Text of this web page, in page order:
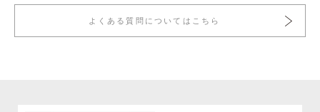
よくある質問についてはこちら